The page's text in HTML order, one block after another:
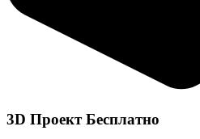
3D Проект Бесплатно